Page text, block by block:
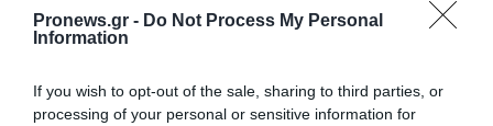
Pronews.gr - Do Not Process My Personal
Information
If you wish to opt-out of the sale, sharing to third parties, or
processing of your personal or sensitive information for